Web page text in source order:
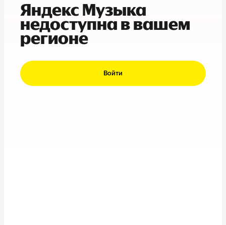
Яндекс Музыка
недоступна в вашем
регионе
Войти